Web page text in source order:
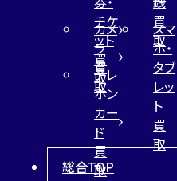
チケ
ット
買
取
買
取
カメ
ラ
買
取
スマ
ホ・
タブ
レッ
ト
買
取
テレ
ホン
カー
ド
買
取
総合TOP